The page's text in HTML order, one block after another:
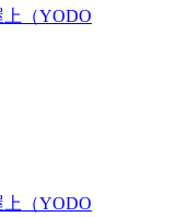
上（YODO
上（YODO